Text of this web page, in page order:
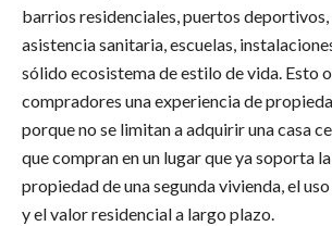
barrios residenciales, puertos
asistencia sanitaria, escuelas,
sólido ecosistema de estilo de vida. Esto
compradores una experiencia de
porque no se limitan a adquirir una casa
que compran en un lugar que ya soporta
propiedad de una segunda vivienda, el
y el valor residencial a largo plazo.